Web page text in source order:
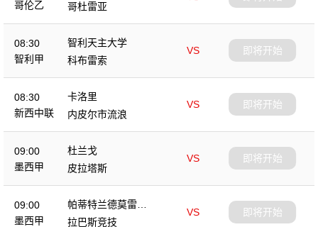
哥伦乙
哥杜雷亚
08:30
智利甲
智利天主大学
VS
科布雷索
即将开始
08:30
新西中联
卡洛里
VS
内皮尔市流浪
即将开始
09:00
墨西甲
杜兰戈
VS
皮拉塔斯
即将开始
09:00
墨西甲
帕蒂特兰德莫雷洛
斯
VS
拉巴斯竞技
即将开始